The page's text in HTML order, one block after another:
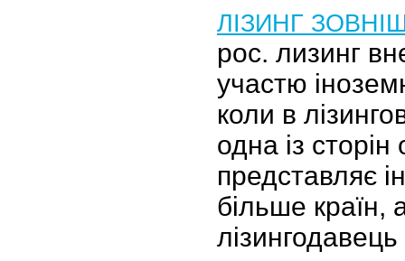
ЛІЗИНГ
рос. лизинг
участю
коли в
одна із
представляє
більше країн,